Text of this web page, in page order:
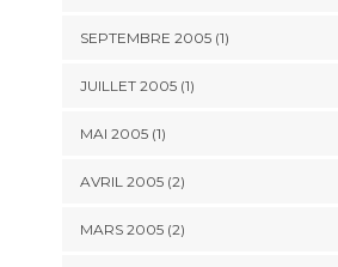
SEPTEMBRE 2005 (1)
JUILLET 2005 (1)
MAI 2005 (1)
AVRIL 2005 (2)
MARS 2005 (2)